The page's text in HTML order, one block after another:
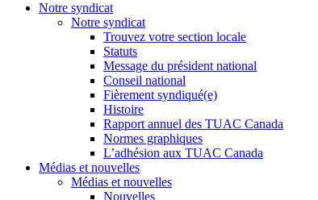
Notre syndicat
Notre syndicat
Trouvez votre section locale
Statuts
Message du président national
Conseil national
Fièrement syndiqué(e)
Histoire
Rapport annuel des TUAC Canada
Normes graphiques
L’adhésion aux TUAC Canada
Médias et nouvelles
Médias et nouvelles
Nouvelles